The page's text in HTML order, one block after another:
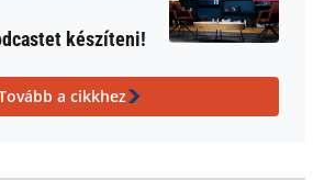
készíteni!
a cikkhez